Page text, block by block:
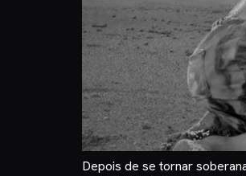
Depois de se tornar